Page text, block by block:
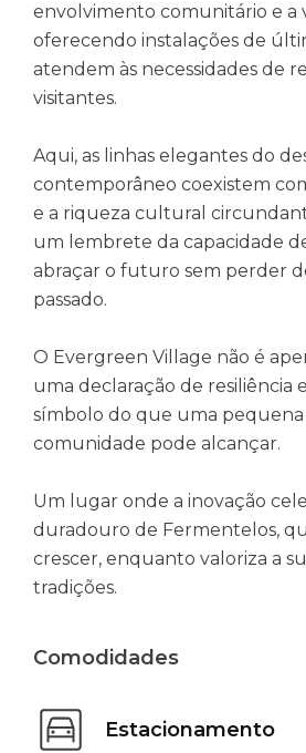
envolvimento comunitário e a
oferecendo instalações de
atendem às necessidades de
visitantes.
Aqui, as linhas elegantes do
contemporâneo coexistem
e a riqueza cultural
um lembrete da capacidade
abraçar o futuro sem perder
passado.
O Evergreen Village não é
uma declaração de resiliência
símbolo do que uma pequena
comunidade pode alcançar.
Um lugar onde a inovação
duradouro de Fermentelos,
crescer, enquanto valoriza a
tradições.
Comodidades
Estacionamento